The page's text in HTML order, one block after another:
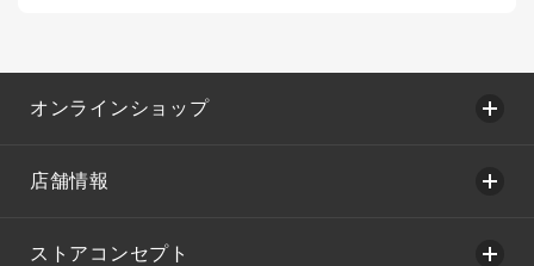
オンラインショップ
店舗情報
ストアコンセプト